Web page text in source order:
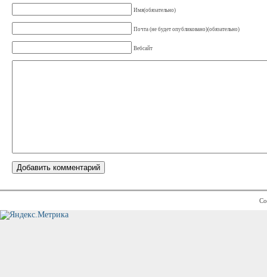
Имя(обязательно)
Почта (не будет опубликовано)(обязательно)
Вебсайт